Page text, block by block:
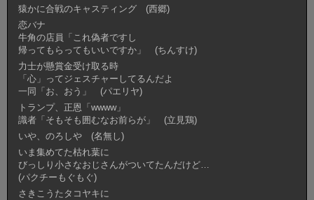
猿かに合戦のキャスティング (西郷)
恋バナ
牛角の店員「これ偽者ですし
帰ってもらってもいいですか」 (ちんすけ)
力士が懸賞金受け取る時
「心」ってジェスチャーしてるんだよ
一同「お、おう」 (パエリヤ)
トランプ、正恩「wwww」
識者「そもそも囲むなお前らが」 (立見鶏)
いや、のろしや (名無し)
いま集めてた枯れ葉に
びっしり小さなおじさんがついてたんだけど…
(パクチーもぐもぐ)
さきこうたタコヤキに